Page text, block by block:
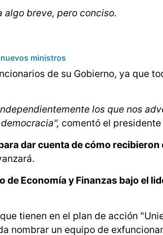
breve, pero conciso.
ministros
de su Gobierno, ya que
los que nos
comentó el
dar cuenta de cómo recibieron
de Economía y Finanzas bajo el
tienen en el plan de acción
nombrar un equipo de